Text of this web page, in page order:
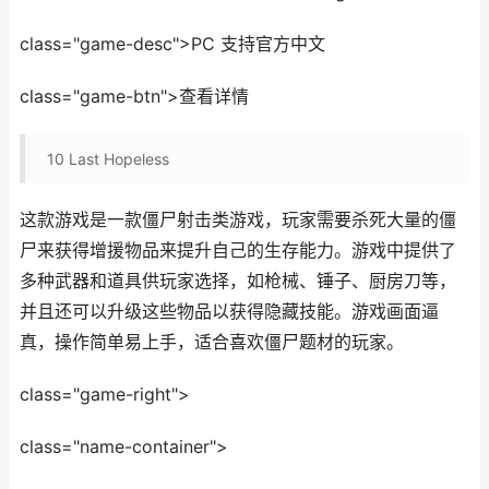
class="game-desc">PC 支持官方中文
class="game-btn">查看详情
10 Last Hopeless
这款游戏是一款僵尸射击类游戏，玩家需要杀死大量的僵
尸来获得增援物品来提升自己的生存能力。游戏中提供了
多种武器和道具供玩家选择，如枪械、锤子、厨房刀等，
并且还可以升级这些物品以获得隐藏技能。游戏画面逼
真，操作简单易上手，适合喜欢僵尸题材的玩家。
class="game-right">
class="name-container">